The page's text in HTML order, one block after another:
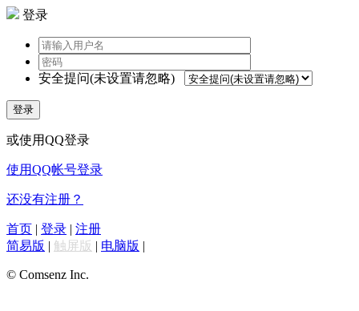
登录
安全提问(未设置请忽略)
登录
或使用QQ登录
使用QQ帐号登录
还没有注册？
首页 | 登录 | 注册
简易版 | 触屏版 | 电脑版 |
© Comsenz Inc.